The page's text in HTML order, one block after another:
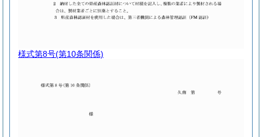
様式第8号(第10条関係)